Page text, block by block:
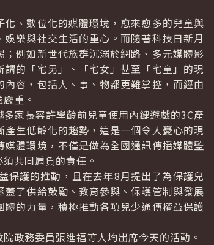
、數位化的媒體環境，愈來愈多的兒童與
樂與社交生活的重心。而隨著科技日新月
例如新世代族群沉溺於網路、多元媒體影
的「宅男」、「宅女」甚至「宅童」的現
容，包括人、事、物都更難掌控，而經由
重。
家長容許學齡前兒童使用內鍵遊戲的3C產
生低齡化的趨勢，這是一個令人憂心的現
體環境，不僅是做為全國通訊傳播媒體監
共同肩負的責任。
護的推動，且在去年8月提出了為保護兒
了供給鼓勵、教育參與、保護管制與發展
的力量，積極推動各項兒少通傳權益保護
務委員張進福等人均出席今天的活動。